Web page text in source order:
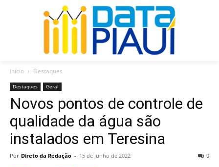
Início Destaques
Destaques Geral
Novos pontos de controle de
qualidade da água são
instalados em Teresina
Por Direto da Redação - 15 de junho de 2022 0